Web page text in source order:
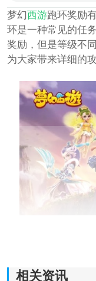
梦幻西游跑环奖励
环是一种常见的任
奖励，但是等级不
为大家带来详细的
奖励。等级越高的
相关资讯